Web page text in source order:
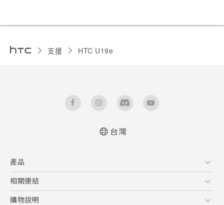
支援 HTC U19e‎
User manual
台灣
產品
5G
智慧型手機
相關連結
HTC Research
購物說明